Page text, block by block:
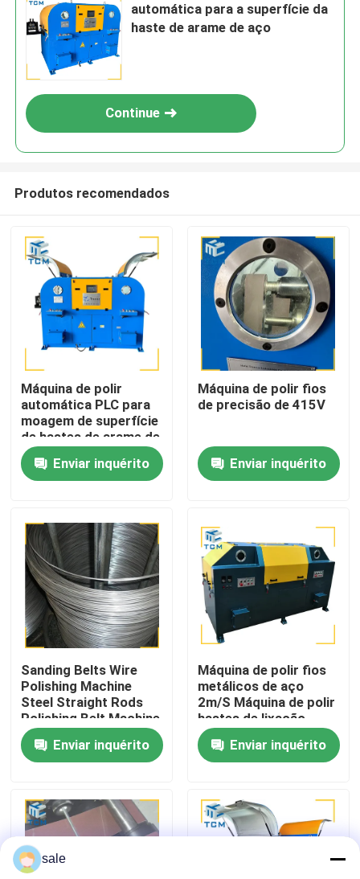
Para casa
Produtos
Visita à fábrica
Controle de qualidade
Contacte-nos
Notícias
Solicite um orçamento
Máquina de polimento de tanques
automática para a superfície da
haste de arame de aço
Continue
Produtos recomendados
Máquina de polir
automática PLC para
moagem de superfície
de hastes de arame de
aço
Enviar inquérito
Máquina de polir fios
de precisão de 415V
Enviar inquérito
Sanding Belts Wire
Polishing Machine
Steel Straight Rods
Polishing Belt Machine
380V
Enviar inquérito
Máquina de polir fios
metálicos de aço
2m/S Máquina de polir
hastes de lixação
Enviar inquérito
sale